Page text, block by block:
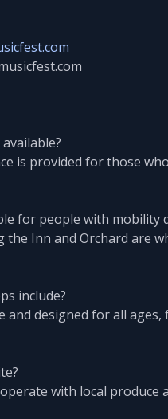
is provided for those
for people with mobility
the Inn and Orchard are
include?
and designed for all
with local produce